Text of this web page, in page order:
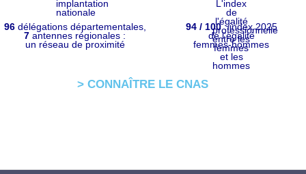
96délégations départementales,
7 antennes régionales :
un réseau de proximité
94 / 100: index 2025
de l'égalité
femmes-hommes
> CONNAÎTRE LE CNAS